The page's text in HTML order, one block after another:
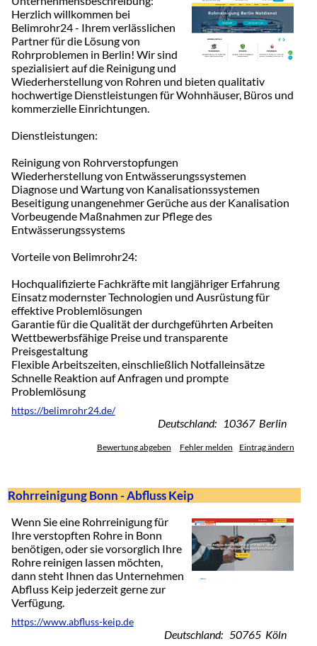
Herzlich willkommen bei
Belimrohr24 - Ihrem verlässlichen
Partner für die Lösung von
Rohrproblemen in Berlin! Wir sind
spezialisiert auf die Reinigung und
Wiederherstellung von Rohren und bieten qualitativ
hochwertige Dienstleistungen für Wohnhäuser, Büros und
kommerzielle Einrichtungen.
Dienstleistungen:
Reinigung von Rohrverstopfungen
Wiederherstellung von Entwässerungssystemen
Diagnose und Wartung von Kanalisationssystemen
Beseitigung unangenehmer Gerüche aus der Kanalisation
Vorbeugende Maßnahmen zur Pflege des
Entwässerungssystems
Vorteile von Belimrohr24:
Hochqualifizierte Fachkräfte mit langjähriger Erfahrung
Einsatz modernster Technologien und Ausrüstung für
effektive Problemlösungen
Garantie für die Qualität der durchgeführten Arbeiten
Wettbewerbsfähige Preise und transparente
Preisgestaltung
Flexible Arbeitszeiten, einschließlich Notfalleinsätze
Schnelle Reaktion auf Anfragen und prompte
Problemlösung
https://belimrohr24.de/
Deutschland: 10367 Berlin
Bewertung abgeben Fehler melden Eintrag ändern
Rohrreinigung Bonn - Abfluss Keip
Wenn Sie eine Rohrreinigung für
Ihre verstopften Rohre in Bonn
benötigen, oder sie vorsorglich Ihre
Rohre reinigen lassen möchten,
dann steht Ihnen das Unternehmen
Abfluss Keip jederzeit gerne zur
Verfügung.
https://www.abfluss-keip.de
Deutschland: 50765 Köln